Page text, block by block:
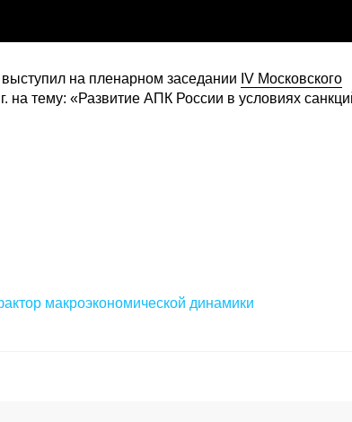
на пленарном заседании IV Московского
на тему: «Развитие АПК России в условиях
макроэкономической динамики